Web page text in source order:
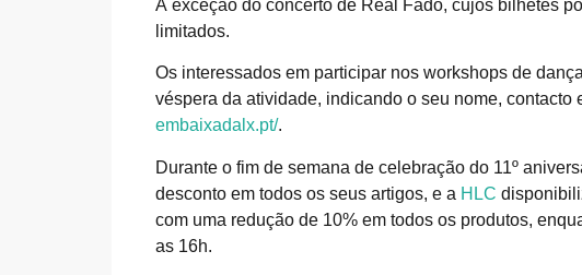
À exceção do concerto de Real Fado, cujos bilhetes
limitados.
Os interessados em participar nos workshops de
véspera da atividade, indicando o seu nome, contacto
embaixadalx.pt/.
Durante o fim de semana de celebração do 11º
desconto em todos os seus artigos, e a HLC
com uma redução de 10% em todos os produtos,
as 16h.